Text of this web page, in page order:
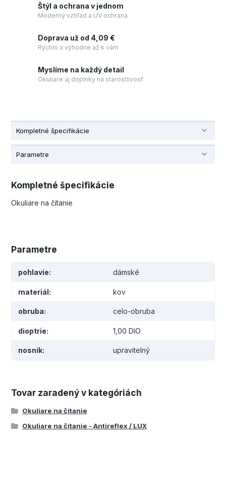
Štýl a ochrana v jednom
Moderný vzhľad a UV ochrana
Doprava už od 4,09 €
Rýchlo a výhodne až k vám
Myslíme na každý detail
Okuliare aj doplnky na starostlivosť
Kompletné špecifikácie
Parametre
Kompletné špecifikácie
Okuliare na čítanie
Parametre
pohlavie dámské
materiál kov
obruba celo-obruba
dioptrie 1,00 DIO
nosník upravitelný
Tovar zaradený v kategóriách
Okuliare na čítanie
Okuliare na čítanie - Antireflex / LUX